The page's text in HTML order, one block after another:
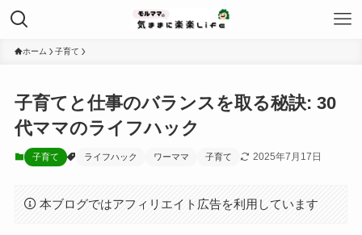
ホーム 子育て
子育てと仕事のバランスを取る秘訣: 30
代ママのライフハック
子育て ライフハック ワーママ 子育て 2025年7月17日
本ブログではアフィリエイト広告を利用しています